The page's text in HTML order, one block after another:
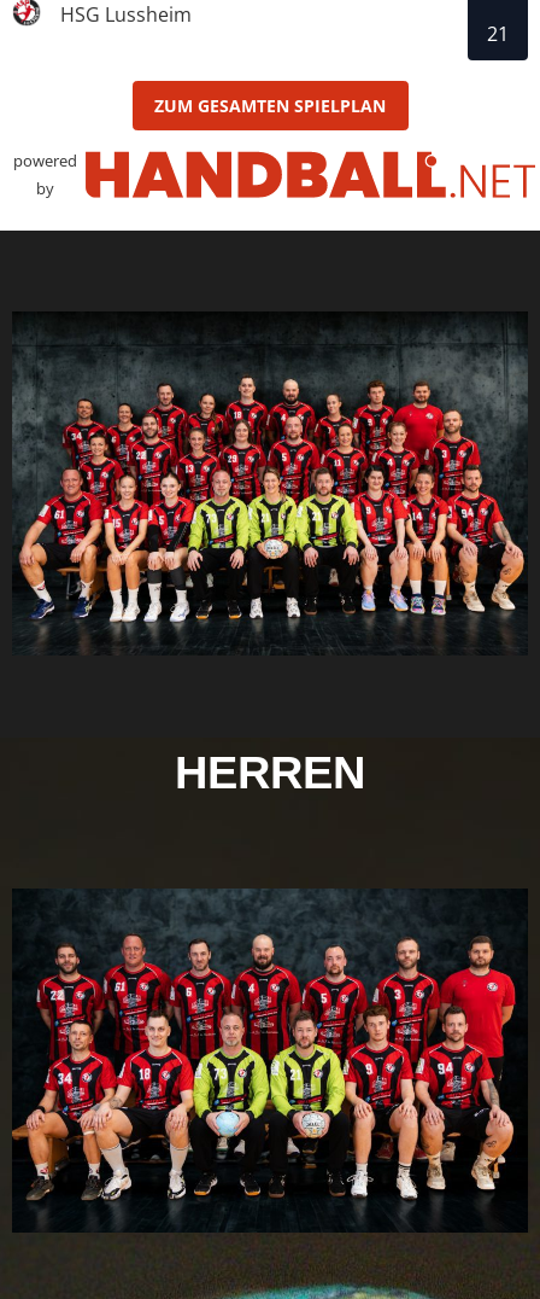
HSG Lussheim
21
ZUM GESAMTEN SPIELPLAN
powered
by
HERREN